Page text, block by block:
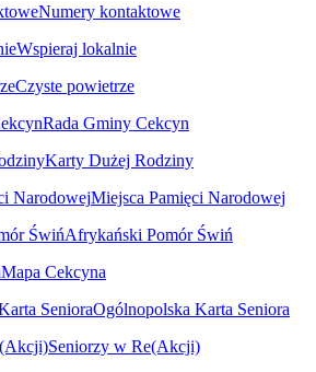
Numery kontaktowe
Wspieraj lokalnie
Czyste powietrze
Rada Gminy Cekcyn
Karty Dużej Rodziny
Miejsca Pamięci Narodowej
Afrykański Pomór Świń
Mapa Cekcyna
Ogólnopolska Karta Seniora
Seniorzy w Re(Akcji)